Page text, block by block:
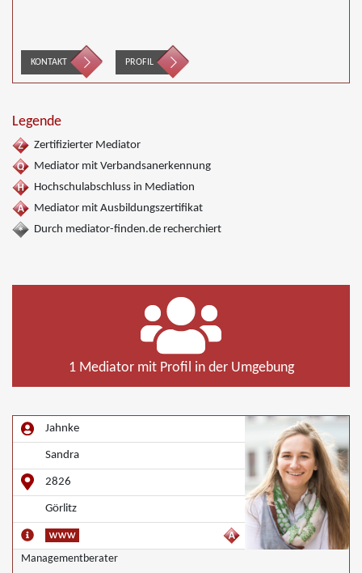
KONTAKT PROFIL
Legende
Zertifizierter Mediator
Mediator mit Verbandsanerkennung
Hochschulabschluss in Mediation
Mediator mit Ausbildungszertifikat
Durch mediator-finden.de recherchiert
1 Mediator mit Profil in der Umgebung
Jahnke
Sandra
2826
Görlitz
Managementberater